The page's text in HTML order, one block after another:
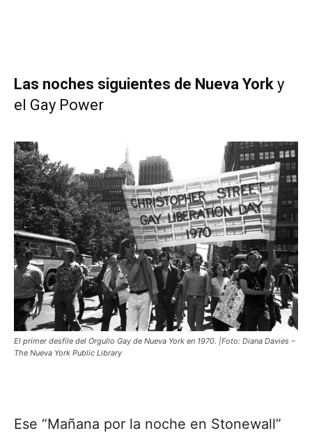
Las noches siguientes de Nueva York y
el Gay Power
El primer desfile del Orgullo Gay de Nueva York en 1970. |Foto: Diana Davies –
The Nueva York Public Library
Ese “Mañana por la noche en Stonewall”